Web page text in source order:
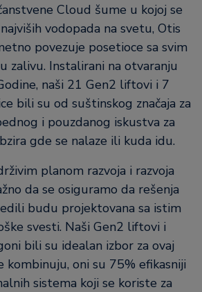
Cloud šume u kojoj se
vodopada na svetu, Otis
povezuje posetioce sa svim
zalivu. Instalirani na otvaranju
naši 21 Gen2 liftovi i 7
bili su od suštinskog značaja za
i pouzdanog iskustva za
gde se nalaze ili kuda idu.
planom razvoja i razvoja
da se osiguramo da rešenja
budu projektovana sa istim
svesti. Naši Gen2 liftovi i
bili su idealan izbor za ovaj
kombinuju, oni su 75% efikasniji
sistema koji se koriste za